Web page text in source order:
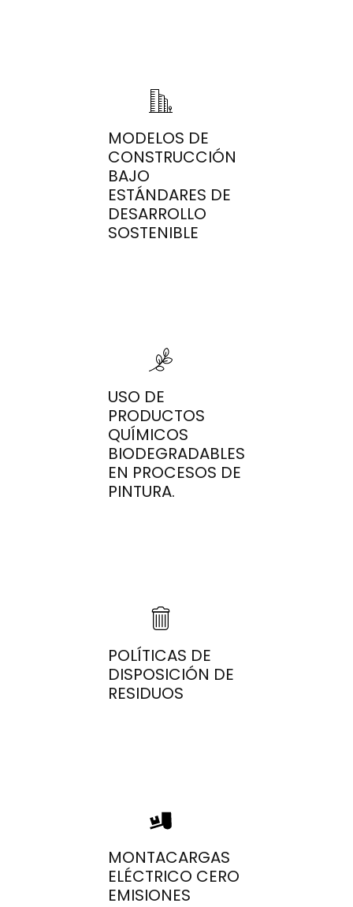
MODELOS DE
CONSTRUCCIÓN
BAJO
ESTÁNDARES DE
DESARROLLO
SOSTENIBLE
USO DE
PRODUCTOS
QUÍMICOS
BIODEGRADABLES
EN PROCESOS DE
PINTURA.
POLÍTICAS DE
DISPOSICIÓN DE
RESIDUOS
MONTACARGAS
ELÉCTRICO CERO
EMISIONES